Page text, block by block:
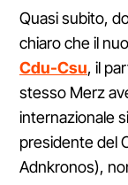
Quasi subito,
chiaro che il
Cdu-Csu, il
stesso Merz
internazionale
presidente del
Adnkronos),